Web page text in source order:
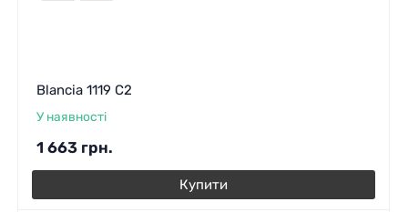
Blancia 1119 C2
У наявності
1 663 грн.
Купити